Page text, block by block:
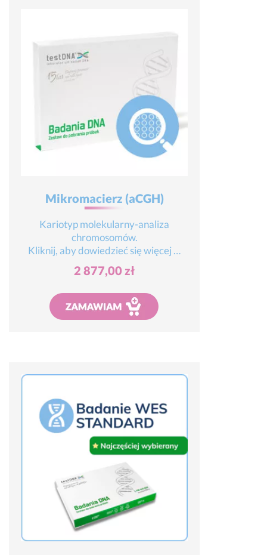
Mikromacierz (aCGH)
Kariotyp molekularny-analiza
chromosomów.
Kliknij, aby dowiedzieć się więcej …
2 877,00 zł
Dodaj do koszyka